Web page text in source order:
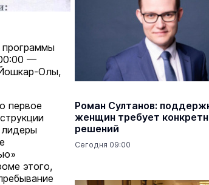
—
Олы,
первое
этого,
Роман Султанов:
женщин требует
решений
Сегодня 09:00